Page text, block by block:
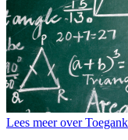
Lees meer over